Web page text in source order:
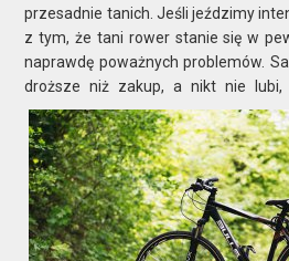
przesadnie tanich. Jeśli jeździmy
z tym, że tani rower stanie się w
naprawdę poważnych problemów.
droższe niż zakup,
a nikt nie